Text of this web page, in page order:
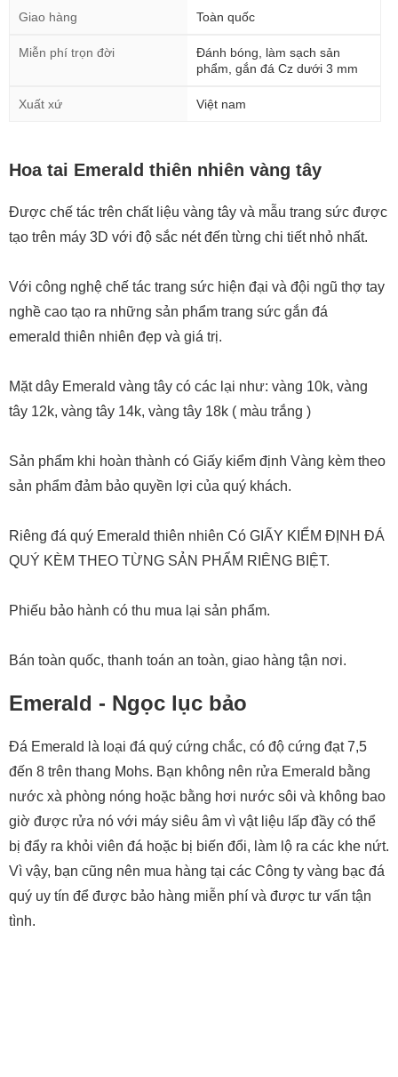
Giao hàng Toàn quốc
Miễn phí trọn đời
Đánh bóng, làm sạch sản
phẩm, gắn đá Cz dưới 3 mm
Xuất xứ Việt nam
Hoa tai Emerald thiên nhiên vàng tây
Được chế tác trên chất liệu vàng tây và mẫu trang sức được
tạo trên máy 3D với độ sắc nét đến từng chi tiết nhỏ nhất.
Với công nghệ chế tác trang sức hiện đại và đội ngũ thợ tay
nghề cao tạo ra những sản phẩm trang sức gắn đá
emerald thiên nhiên đẹp và giá trị.
Mặt dây Emerald vàng tây có các lại như: vàng 10k, vàng
tây 12k, vàng tây 14k, vàng tây 18k ( màu trắng )
Sản phẩm khi hoàn thành có Giấy kiểm định Vàng kèm theo
sản phẩm đảm bảo quyền lợi của quý khách.
Riêng đá quý Emerald thiên nhiên Có GIẤY KIỂM ĐỊNH ĐÁ
QUÝ KÈM THEO TỪNG SẢN PHẨM RIÊNG BIỆT.
Phiếu bảo hành có thu mua lại sản phẩm.
Bán toàn quốc, thanh toán an toàn, giao hàng tận nơi.
Emerald - Ngọc lục bảo
Đá Emerald là loại đá quý cứng chắc, có độ cứng đạt 7,5
đến 8 trên thang Mohs. Bạn không nên rửa Emerald bằng
nước xà phòng nóng hoặc bằng hơi nước sôi và không bao
giờ được rửa nó với máy siêu âm vì vật liệu lấp đầy có thể
bị đẩy ra khỏi viên đá hoặc bị biến đổi, làm lộ ra các khe nứt.
Vì vậy, bạn cũng nên mua hàng tại các Công ty vàng bạc đá
quý uy tín để được bảo hàng miễn phí và được tư vấn tận
tình.